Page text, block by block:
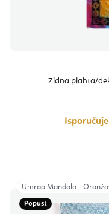
Zidna plahta/
Popust
Umrao Mandala -